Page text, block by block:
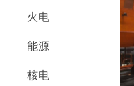
火电
能源
核电